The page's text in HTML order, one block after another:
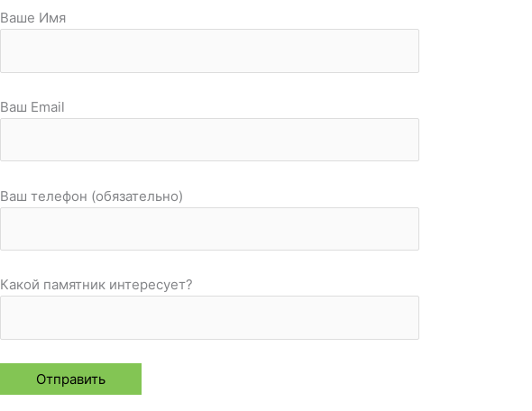
Ваше Имя
Ваш Email
Ваш телефон (обязательно)
Какой памятник интересует?